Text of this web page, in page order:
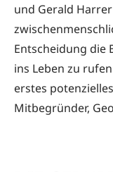
und Gerald
Entscheidung die
ins Leben zu
erstes
Mitbegründer,